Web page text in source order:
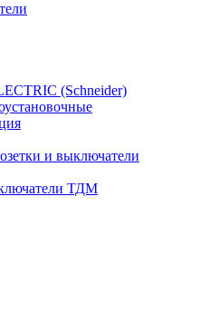
(Schneider)
и выключатели
ТДМ